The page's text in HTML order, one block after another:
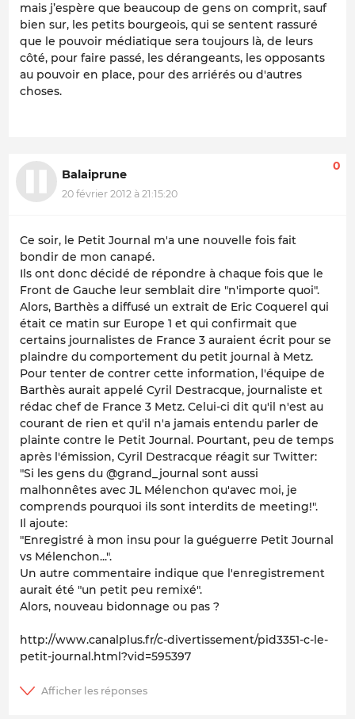
mais j’espère que beaucoup de gens on comprit, sauf
bien sur, les petits bourgeois, qui se sentent rassuré
que le pouvoir médiatique sera toujours là, de leurs
côté, pour faire passé, les dérangeants, les opposants
au pouvoir en place, pour des arriérés ou d'autres
choses.
Balaiprune
20 février 2012 à 21:15:20
0
Ce soir, le Petit Journal m'a une nouvelle fois fait
bondir de mon canapé.
Ils ont donc décidé de répondre à chaque fois que le
Front de Gauche leur semblait dire "n'importe quoi".
Alors, Barthès a diffusé un extrait de Eric Coquerel qui
était ce matin sur Europe 1 et qui confirmait que
certains journalistes de France 3 auraient écrit pour se
plaindre du comportement du petit journal à Metz.
Pour tenter de contrer cette information, l'équipe de
Barthès aurait appelé Cyril Destracque, journaliste et
rédac chef de France 3 Metz. Celui-ci dit qu'il n'est au
courant de rien et qu'il n'a jamais entendu parler de
plainte contre le Petit Journal. Pourtant, peu de temps
après l'émission, Cyril Destracque réagit sur Twitter:
"Si les gens du @grand_journal sont aussi
malhonnêtes avec JL Mélenchon qu'avec moi, je
comprends pourquoi ils sont interdits de meeting!".
Il ajoute:
"Enregistré à mon insu pour la guéguerre Petit Journal
vs Mélenchon...".
Un autre commentaire indique que l'enregistrement
aurait été "un petit peu remixé".
Alors, nouveau bidonnage ou pas ?
http://www.canalplus.fr/c-divertissement/pid3351-c-le-
petit-journal.html?vid=595397